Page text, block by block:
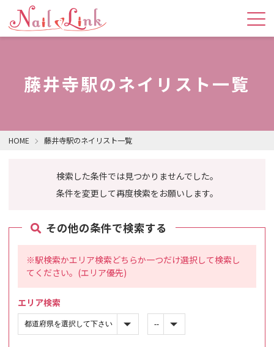
藤井寺駅のネイリスト一覧
HOME 藤井寺駅のネイリスト一覧
検索した条件では見つかりませんでした。
条件を変更して再度検索をお願いします。
その他の条件で検索する
※駅検索かエリア検索どちらか一つだけ選択して検索し
てください。(エリア優先)
エリア検索